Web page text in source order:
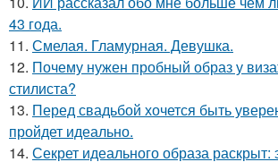
43 года.
11. Смелая. Гламурная. Девушка.
12. Почему нужен пробный образ у
стилиста?
13. Перед свадьбой хочется быть
пройдет идеально.
14. Секрет идеального образа раскрыт: